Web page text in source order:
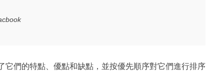
們的特點、優點和缺點，並按優先順序對它們進行排序